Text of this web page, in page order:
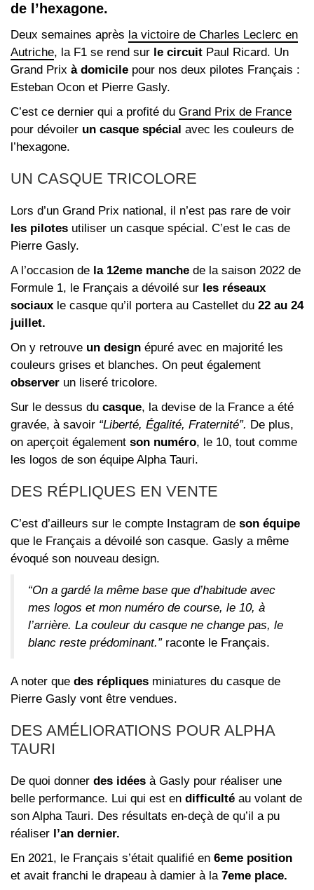
de l’hexagone.
Deux semaines après la victoire de Charles Leclerc en
Autriche, la F1 se rend sur le circuit Paul Ricard. Un
Grand Prix à domicile pour nos deux pilotes Français :
Esteban Ocon et Pierre Gasly.
C’est ce dernier qui a profité du Grand Prix de France
pour dévoiler un casque spécial avec les couleurs de
l’hexagone.
UN CASQUE TRICOLORE
Lors d’un Grand Prix national, il n’est pas rare de voir
les pilotes utiliser un casque spécial. C’est le cas de
Pierre Gasly.
A l’occasion de la 12eme manche de la saison 2022 de
Formule 1, le Français a dévoilé sur les réseaux
sociaux le casque qu’il portera au Castellet du 22 au 24
juillet.
On y retrouve un design épuré avec en majorité les
couleurs grises et blanches. On peut également
observer un liseré tricolore.
Sur le dessus du casque, la devise de la France a été
gravée, à savoir “Liberté, Égalité, Fraternité”. De plus,
on aperçoit également son numéro, le 10, tout comme
les logos de son équipe Alpha Tauri.
DES RÉPLIQUES EN VENTE
C’est d’ailleurs sur le compte Instagram de son équipe
que le Français a dévoilé son casque. Gasly a même
évoqué son nouveau design.
“On a gardé la même base que d’habitude avec
mes logos et mon numéro de course, le 10, à
l’arrière. La couleur du casque ne change pas, le
blanc reste prédominant.”raconte le Français.
A noter que des répliques miniatures du casque de
Pierre Gasly vont être vendues.
DES AMÉLIORATIONS POUR ALPHA
TAURI
De quoi donner des idées à Gasly pour réaliser une
belle performance. Lui qui est en difficulté au volant de
son Alpha Tauri. Des résultats en-deçà de qu’il a pu
réaliser l’an dernier.
En 2021, le Français s’était qualifié en 6eme position
et avait franchi le drapeau à damier à la 7eme place.